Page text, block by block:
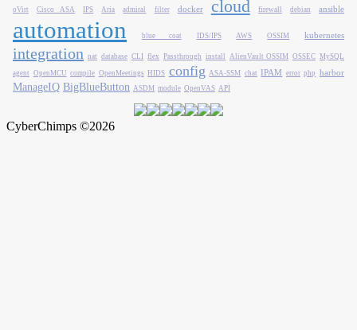
oVirt Cisco ASA IPS Aria admiral filter docker cloud firewall debian ansible
automation blue coat IDS/IPS AWS OSSIM kubernetes
integration nat database CLI flex Passthrough install AlienVault OSSIM OSSEC MySQL
agent OpenMCU compile OpenMeetings HIDS config ASA-SSM chat IPAM error php harbor
ManageIQ BigBlueButton ASDM module OpenVAS API
CyberChimps ©2026